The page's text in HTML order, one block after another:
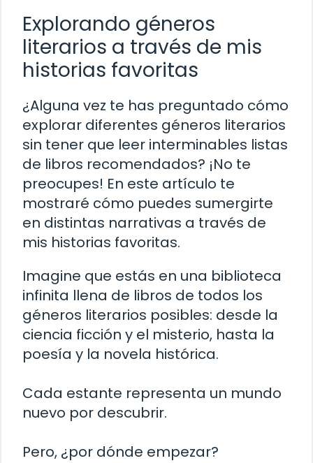
Explorando géneros
literarios a través de mis
historias favoritas
¿Alguna vez te has preguntado cómo
explorar diferentes géneros literarios
sin tener que leer interminables listas
de libros recomendados? ¡No te
preocupes! En este artículo te
mostraré cómo puedes sumergirte
en distintas narrativas a través de
mis historias favoritas.
Imagine que estás en una biblioteca
infinita llena de libros de todos los
géneros literarios posibles: desde la
ciencia ficción y el misterio, hasta la
poesía y la novela histórica.
Cada estante representa un mundo
nuevo por descubrir.
Pero, ¿por dónde empezar?